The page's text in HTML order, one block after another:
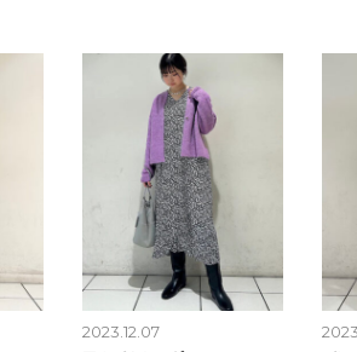
2023.12.07